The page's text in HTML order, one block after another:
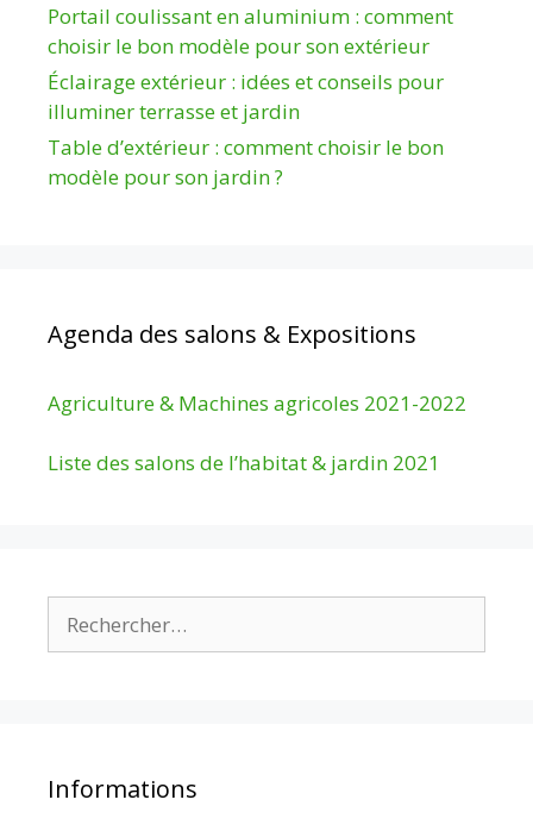
Portail coulissant en aluminium : comment
choisir le bon modèle pour son extérieur
Éclairage extérieur : idées et conseils pour
illuminer terrasse et jardin
Table d’extérieur : comment choisir le bon
modèle pour son jardin ?
Agenda des salons & Expositions
Agriculture & Machines agricoles 2021-2022
Liste des salons de l’habitat & jardin 2021
Informations